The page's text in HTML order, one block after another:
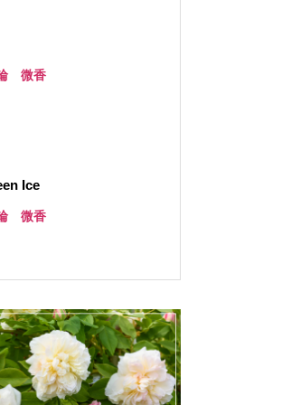
微香
Ice
微香